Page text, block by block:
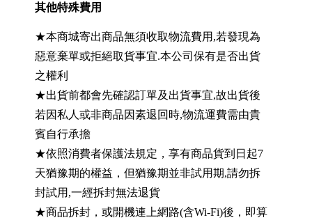
其他特殊費用
★本商城寄出商品無須收取物流費用,若發現為
惡意棄單或拒絕取貨事宜.本公司保有是否出貨
之權利
★出貨前都會先確認訂單及出貨事宜,故出貨後
若因私人或非商品因素退回時,物流運費需由貴
賓自行承擔
★依照消費者保護法規定，享有商品貨到日起7
天猶豫期的權益，但猶豫期並非試用期,請勿拆
封試用,一經拆封無法退貨
★商品拆封，或開機連上網路(含Wi-Fi)後，即算